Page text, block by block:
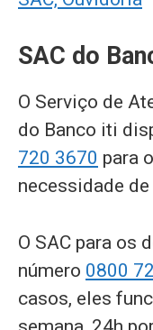
SAC do
O Serviço de
do Banco iti
720 3670 para
necessidade
O SAC para os
número 0800
casos, eles